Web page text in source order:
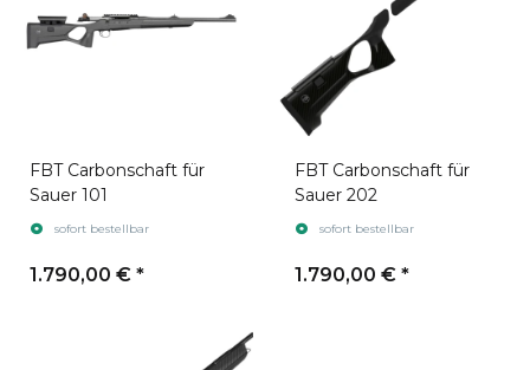
FBT Carbonschaft für
Sauer 101
sofort bestellbar
1.790,00 € *
FBT Carbonschaft für
Sauer 202
sofort bestellbar
1.790,00 € *